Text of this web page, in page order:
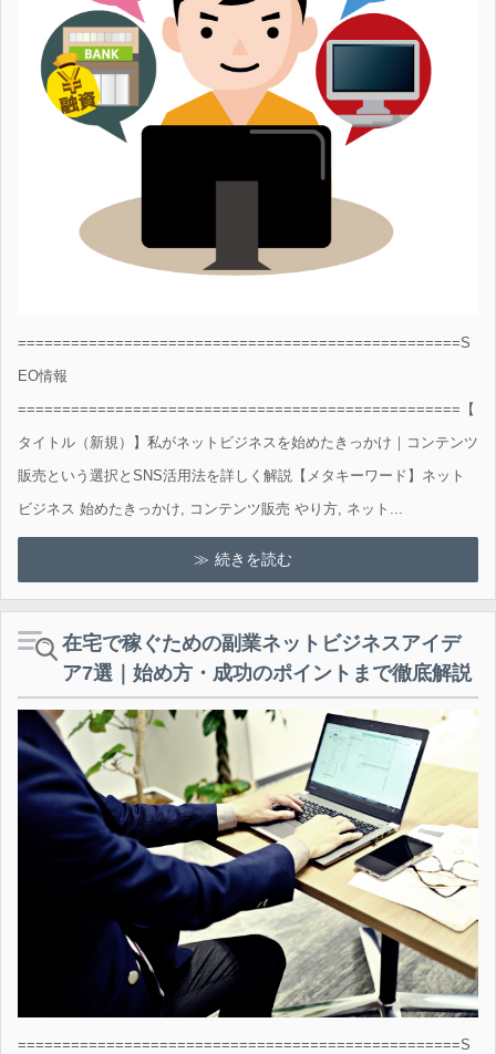
==================================================S
EO情報
==================================================【
タイトル（新規）】私がネットビジネスを始めたきっかけ｜コンテンツ
販売という選択とSNS活用法を詳しく解説【メタキーワード】ネット
ビジネス 始めたきっかけ, コンテンツ販売 やり方, ネット...
続きを読む
在宅で稼ぐための副業ネットビジネスアイデ
ア7選｜始め方・成功のポイントまで徹底解説
==================================================S